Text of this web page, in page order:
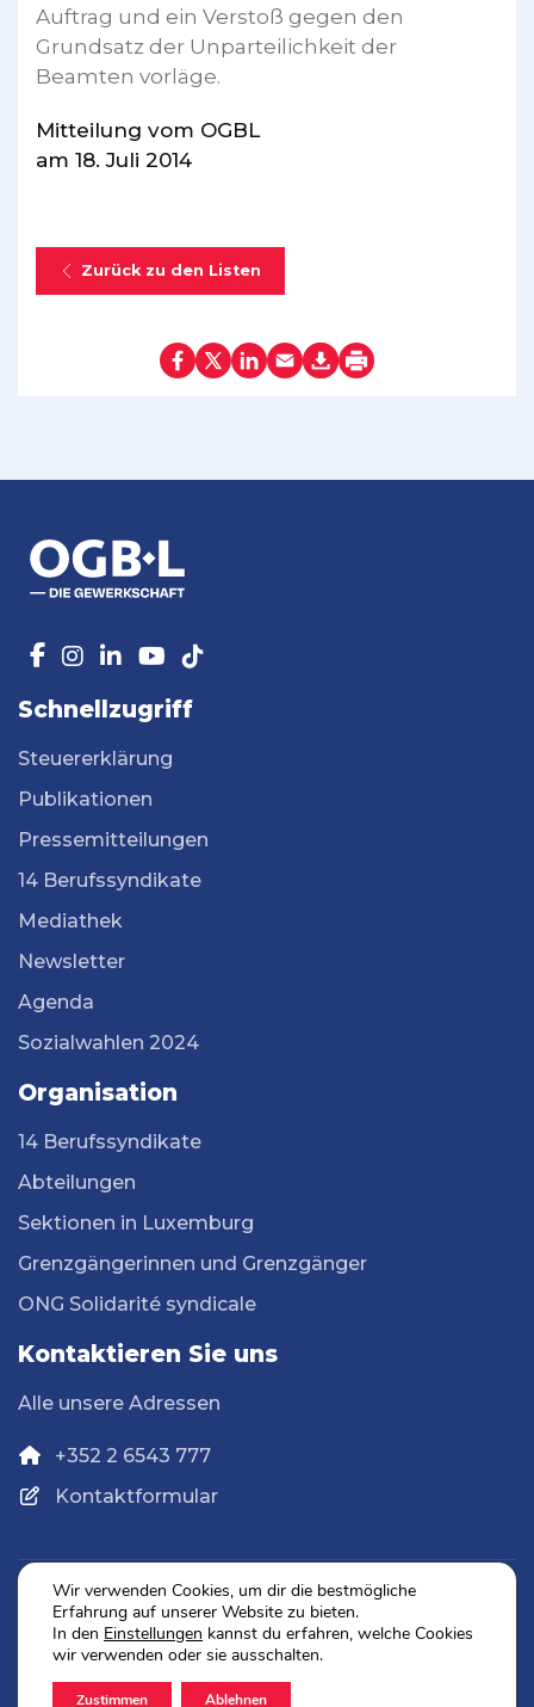
Auftrag und ein Verstoß gegen den
Grundsatz der Unparteilichkeit der
Beamten vorläge.
Mitteilung vom OGBL
am 18. Juli 2014
Zurück zu den Listen
Schnellzugriff
Steuererklärung
Publikationen
Pressemitteilungen
14 Berufssyndikate
Mediathek
Newsletter
Agenda
Sozialwahlen 2024
Organisation
14 Berufssyndikate
Abteilungen
Sektionen in Luxemburg
Grenzgängerinnen und Grenzgänger
ONG Solidarité syndicale
Kontaktieren Sie uns
Alle unsere Adressen
+352 2 6543 777
Kontaktformular
Datenschutz
Impressum
Wir verwenden Cookies, um dir die bestmögliche
Erfahrung auf unserer Website zu bieten.
In den Einstellungen kannst du erfahren, welche Cookies
wir verwenden oder sie ausschalten.
Zustimmen Ablehnen